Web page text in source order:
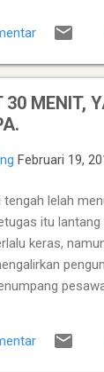
dan kerja
membuat
saja
saya banyak
Munir,
orang
secara
dengan dia
dirinya,
MENIT,
Februari 19,
tengah lelah
itu
keras,
Surabaya,